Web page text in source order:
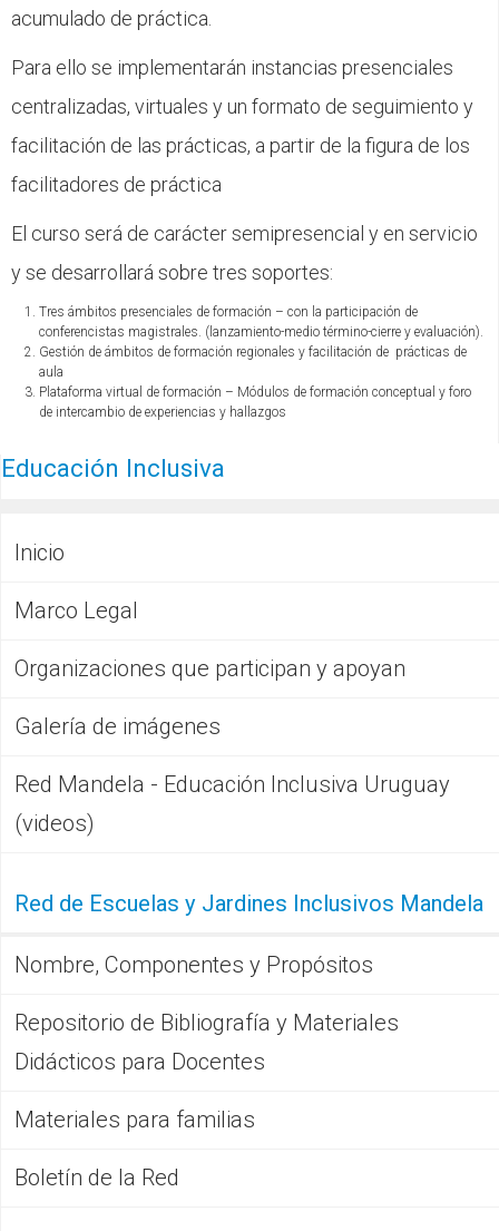
acumulado de práctica.
Para ello se implementarán instancias presenciales
centralizadas, virtuales y un formato de seguimiento y
facilitación de las prácticas, a partir de la figura de los
facilitadores de práctica
El curso será de carácter semipresencial y en servicio
y se desarrollará sobre tres soportes:
Tres ámbitos presenciales de formación – con la participación de
conferencistas magistrales. (lanzamiento-medio término-cierre y evaluación).
Gestión de ámbitos de formación regionales y facilitación de prácticas de
aula
Plataforma virtual de formación – Módulos de formación conceptual y foro
de intercambio de experiencias y hallazgos
Educación Inclusiva
Inicio
Marco Legal
Organizaciones que participan y apoyan
Galería de imágenes
Red Mandela - Educación Inclusiva Uruguay
(videos)
Red de Escuelas y Jardines Inclusivos Mandela
Nombre, Componentes y Propósitos
Repositorio de Bibliografía y Materiales
Didácticos para Docentes
Materiales para familias
Boletín de la Red